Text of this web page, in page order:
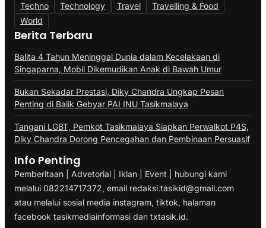
Techno
Technology Travel
Travelling & Food
World
Berita Terbaru
Balita 4 Tahun Meninggal Dunia dalam Kecelakaan di
Singaparna, Mobil Dikemudikan Anak di Bawah Umur
Bukan Sekadar Prestasi, Diky Chandra Ungkap Pesan
Penting di Balik Gebyar PAI INU Tasikmalaya
Tangani LGBT, Pemkot Tasikmalaya Siapkan Perwalkot P4S,
Diky Chandra Dorong Pencegahan dan Pembinaan Persuasif
Info Penting
Pemberitaan | Advetorial | Iklan | Event | hubungi kami
melalui 082214717372, email redaksi.tasikid@gmail.com
atau melalui sosial media instagram, tiktok, halaman
facebook tasikmediainformasi dan txtasik.id.